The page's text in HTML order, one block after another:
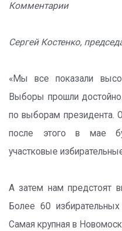
Комментарии
Сергей Костенко,
«Мы все показали
Выборы прошли
по выборам президента.
после этого в мае
участковые
А затем нам предстоят
Более 60
Самая крупная в